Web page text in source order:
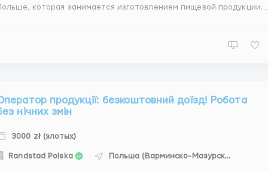
которая занимается изготовлением пищевой продукции.
лидеров! Если у вас есть санитарная книжка и
продукції: безкоштовний доїзд! Робота
нічних змін
3000 zł (злотых)
Randstad Polska Польша (Варминско-Мазурское воеводство)